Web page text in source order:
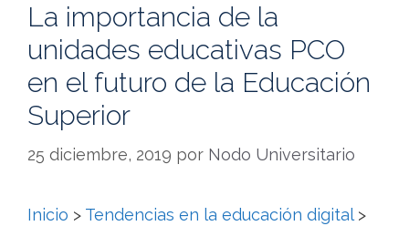
La importancia de la
unidades educativas PCO
en el futuro de la Educación
Superior
25 diciembre, 2019 por Nodo Universitario
Inicio > Tendencias en la educación digital>